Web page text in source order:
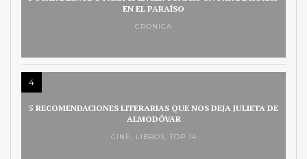
EN EL PARAÍSO
CRÓNICA
4
5 RECOMENDACIONES LITERARIAS QUE NOS DEJA JULIETA DE
ALMODÓVAR
CINE , LIBROS, TOP 14